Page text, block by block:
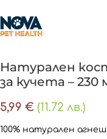
Натурален
за кучета – 230
5,99 € (11.72 лв.)
100% натурален